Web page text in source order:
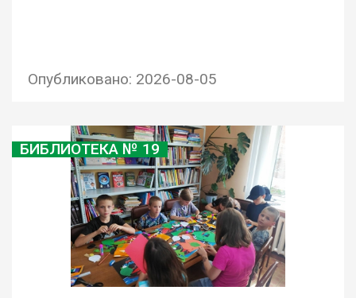
Опубликовано: 2026-08-05
БИБЛИОТЕКА № 19